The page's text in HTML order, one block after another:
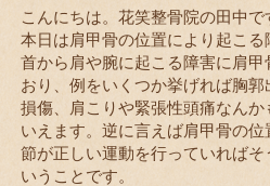
こんにちは。花笑整骨院の田中で
本日は肩甲骨の位置により起こる
首から肩や腕に起こる障害に肩
おり、例をいくつか挙げれば胸
損傷、肩こりや緊張性頭痛なん
いえます。逆に言えば肩甲骨の
節が正しい運動を行っていれば
いうことです。